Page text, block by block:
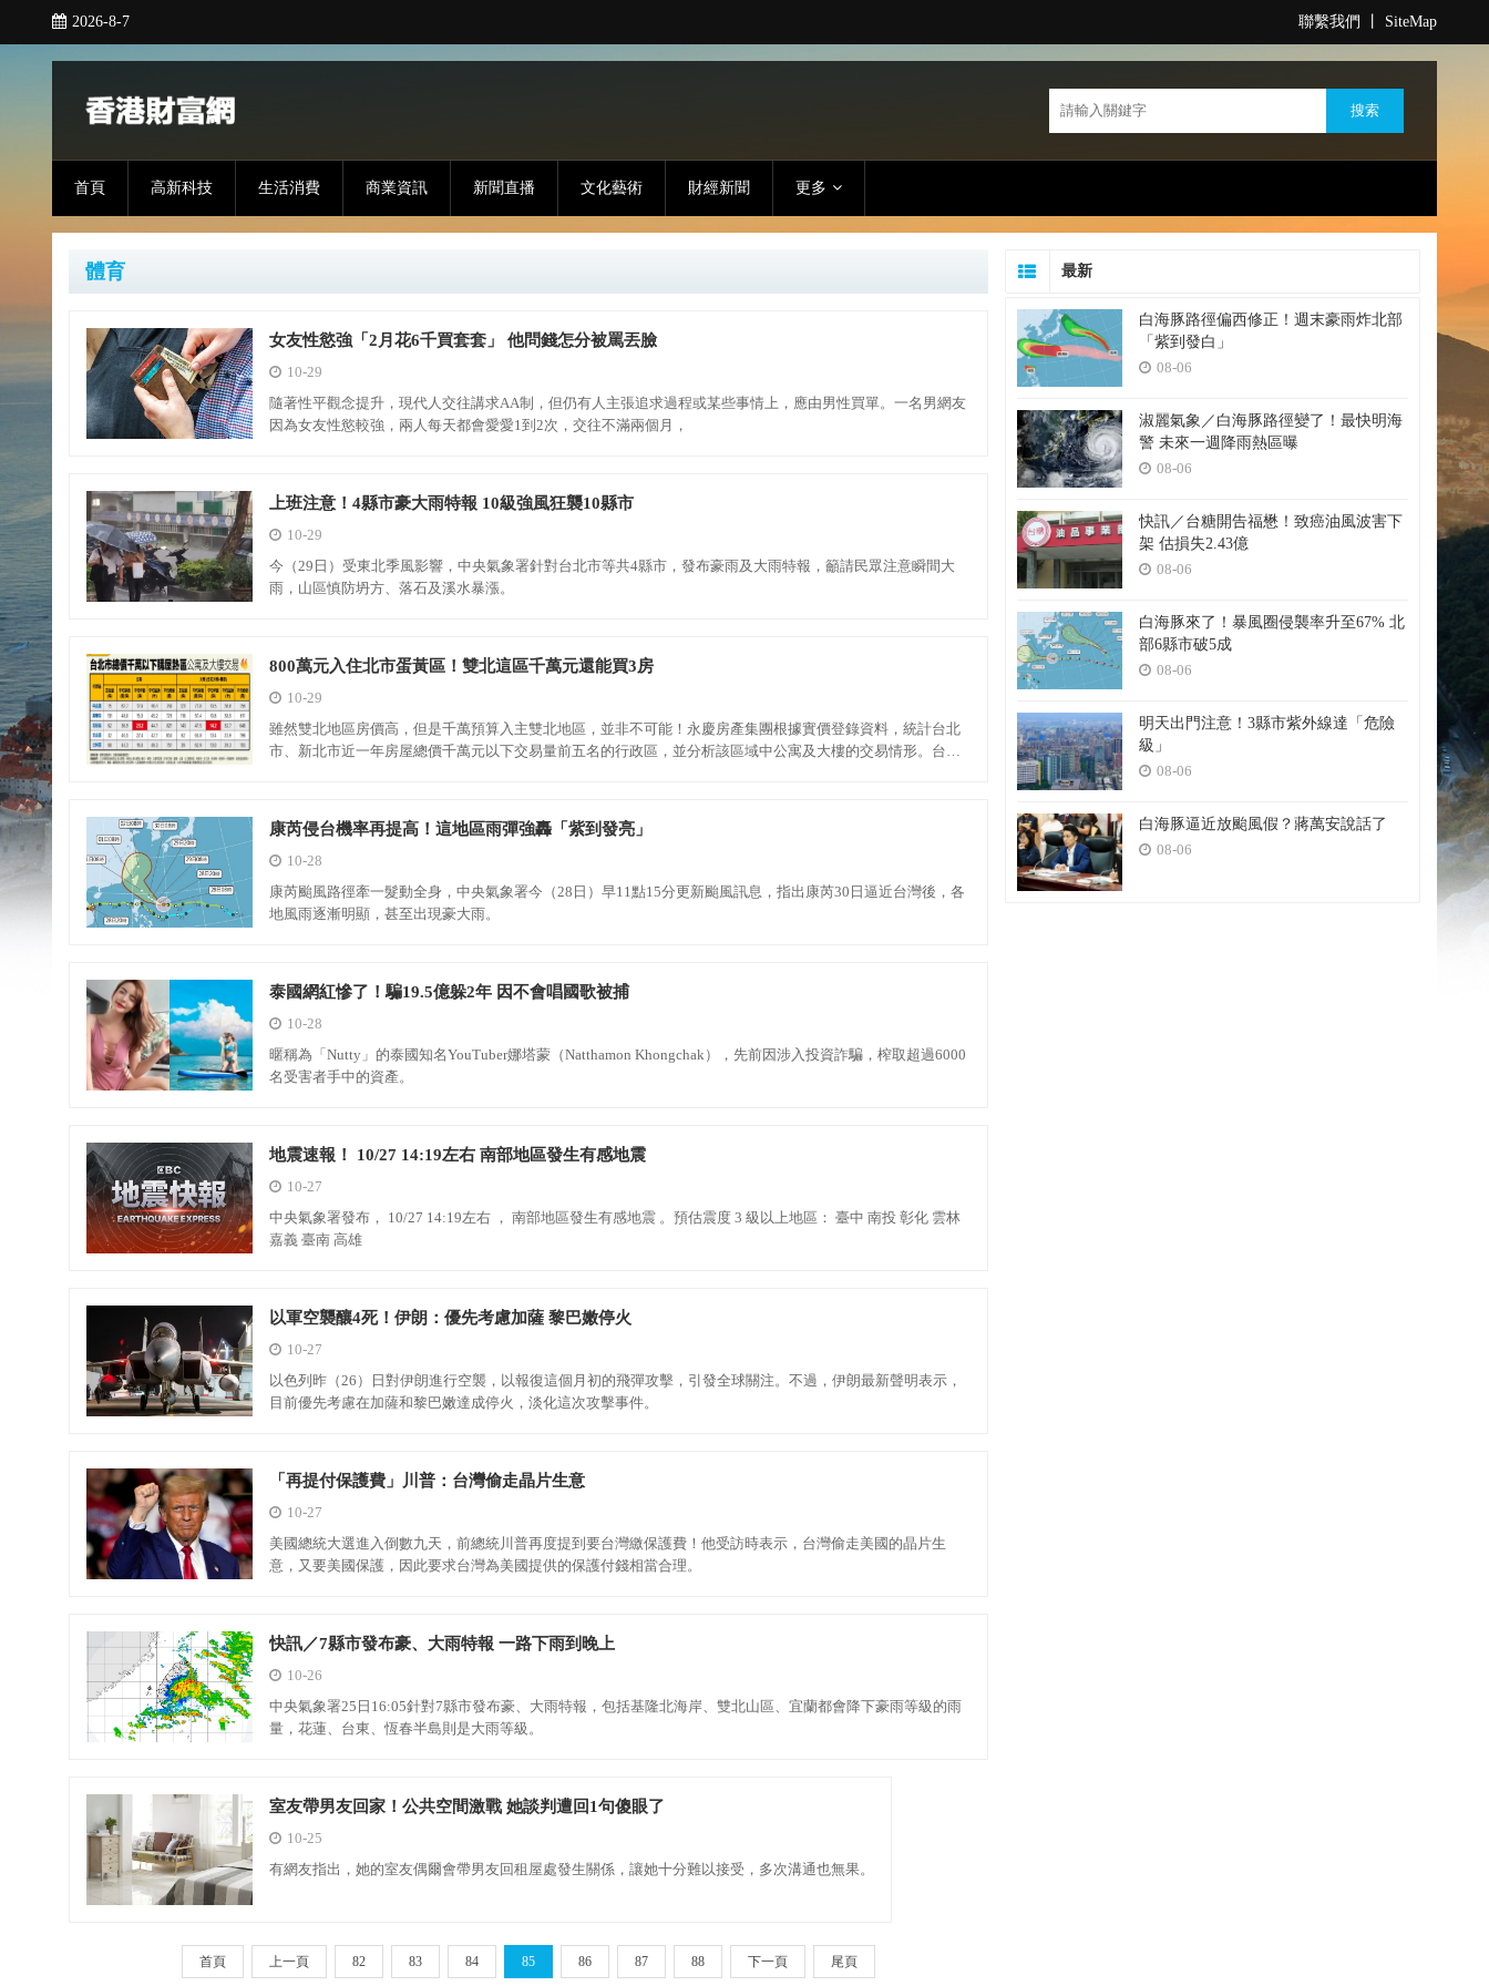
2026-8-7 聯繫我們 SiteMap
首頁 高新科技 生活消費 商業資訊 新聞直播 文化藝術 財經新聞 更多
體育
女友性慾強「2月花6千買套套」 他問錢怎分被罵丟臉
10-29
隨著性平觀念提升，現代人交往講求AA制，但仍有人主張追求過程或某些事情上，應由男性買單。一名男網友
因為女友性慾較強，兩人每天都會愛愛1到2次，交往不滿兩個月，
上班注意！4縣市豪大雨特報 10級強風狂襲10縣市
10-29
今（29日）受東北季風影響，中央氣象署針對台北市等共4縣市，發布豪雨及大雨特報，籲請民眾注意瞬間大
雨，山區慎防坍方、落石及溪水暴漲。
800萬元入住北市蛋黃區！雙北這區千萬元還能買3房
10-29
雖然雙北地區房價高，但是千萬預算入主雙北地區，並非不可能！永慶房產集團根據實價登錄資料，統計台北
市、新北市近一年房屋總價千萬元以下交易量前五名的行政區，並分析該區域中公寓及大樓的交易情形。台北
康芮侵台機率再提高！這地區雨彈強轟「紫到發亮」
10-28
康芮颱風路徑牽一髮動全身，中央氣象署今（28日）早11點15分更新颱風訊息，指出康芮30日逼近台灣後，各
地風雨逐漸明顯，甚至出現豪大雨。
泰國網紅慘了！騙19.5億躲2年 因不會唱國歌被捕
10-28
暱稱為「Nutty」的泰國知名YouTuber娜塔蒙（Natthamon Khongchak），先前因涉入投資詐騙，榨取超過6000
名受害者手中的資產。
地震速報！ 10/27 14:19左右 南部地區發生有感地震
10-27
中央氣象署發布， 10/27 14:19左右 ， 南部地區發生有感地震 。預估震度 3 級以上地區： 臺中 南投 彰化 雲林
嘉義 臺南 高雄
以軍空襲釀4死！伊朗：優先考慮加薩 黎巴嫩停火
10-27
以色列昨（26）日對伊朗進行空襲，以報復這個月初的飛彈攻擊，引發全球關注。不過，伊朗最新聲明表示，
目前優先考慮在加薩和黎巴嫩達成停火，淡化這次攻擊事件。
「再提付保護費」川普：台灣偷走晶片生意
10-27
美國總統大選進入倒數九天，前總統川普再度提到要台灣繳保護費！他受訪時表示，台灣偷走美國的晶片生
意，又要美國保護，因此要求台灣為美國提供的保護付錢相當合理。
快訊／7縣市發布豪、大雨特報 一路下雨到晚上
10-26
中央氣象署25日16:05針對7縣市發布豪、大雨特報，包括基隆北海岸、雙北山區、宜蘭都會降下豪雨等級的雨
量，花蓮、台東、恆春半島則是大雨等級。
室友帶男友回家！公共空間激戰 她談判遭回1句傻眼了
10-25
有網友指出，她的室友偶爾會帶男友回租屋處發生關係，讓她十分難以接受，多次溝通也無果。
首頁 上一頁 82 83 84 85 86 87 88 下一頁 尾頁
最新
白海豚路徑偏西修正！週末豪雨炸北部
「紫到發白」
08-06
淑麗氣象／白海豚路徑變了！最快明海
警 未來一週降雨熱區曝
08-06
快訊／台糖開告福懋！致癌油風波害下
架 估損失2.43億
08-06
白海豚來了！暴風圈侵襲率升至67% 北
部6縣市破5成
08-06
明天出門注意！3縣市紫外線達「危險
級」
08-06
白海豚逼近放颱風假？蔣萬安說話了
08-06